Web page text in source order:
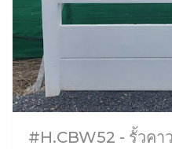
#H.CBW52 - รั้วค